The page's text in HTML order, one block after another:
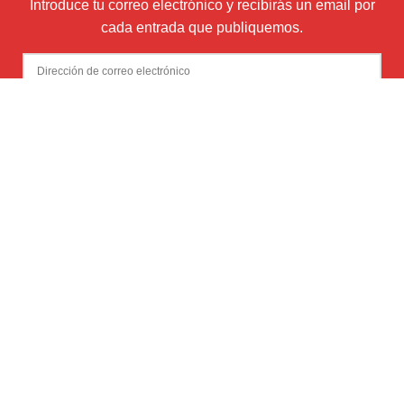
Introduce tu correo electrónico y recibirás un email por
cada entrada que publiquemos.
Dirección